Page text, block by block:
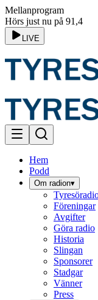
Mellanprogram
Hörs just nu på 91,4
LIVE
Hem
Podd
Om radion▾
Föreningar
Avgifter
Göra radio
Historia
Slingan
Sponsorer
Stadgar
Vänner
Press